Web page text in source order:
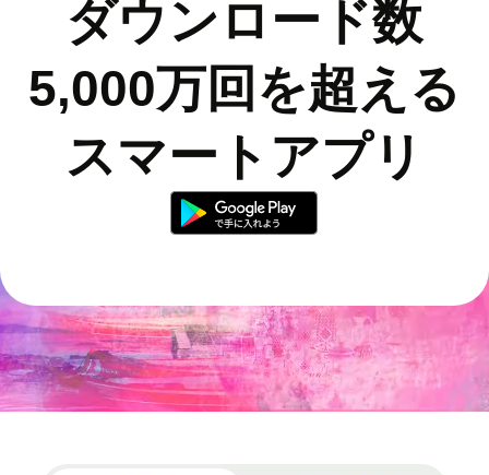
ダウンロード数
5,000万回を超える
スマートアプリ